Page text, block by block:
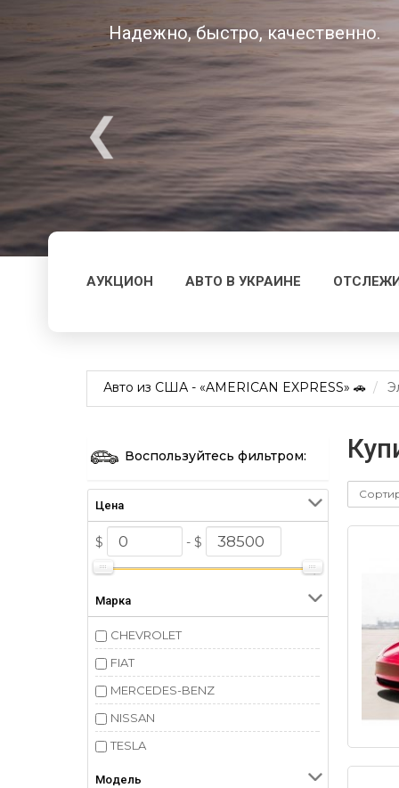
Надежно, быстро, качественно.
АУКЦИОН АВТО В УКРАИНЕ
Авто из США - «AMERICAN EXPRESS» 🚗
Воспользуйтесь фильтром:
Цена
$ - $
Марка
CHEVROLET
FIAT
MERCEDES-BENZ
NISSAN
TESLA
Модель